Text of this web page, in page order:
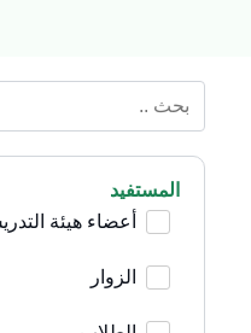
المستفيد
أعضاء هيئة
الزوار